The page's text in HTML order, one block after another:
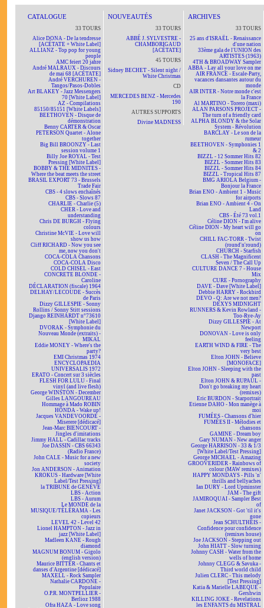
CATALOGUE
33 TOURS
Alice DONA - De la tendresse
[ACÉTATE + White Label]
ALLIANZ - Top pop for young
people
AMC feiert 20 jahre
André MALRAUX - Discours
de mai 68 [ACÉTATE]
André VERCHUREN -
Tangos/Pasos-Dobles
Art BLAKEY - Jazz Messengers
70 [White Label]
AZ - Compilations
85150/85151 [White Labels]
BEETHOVEN - Disque de
démonstration
Benny CARTER & Oscar
PETERSON Quartet - Alone
together
Big Bill BROONZY - Last
session volume 1
Billy Joe ROYAL - Test
Pressing [White Label]
BOBBY & THE MIDNITES -
Where the beat meets the street
BRASIL EXPORT 73 - Brussels
Trade Fair
CBS - 4 slows enchaînés
CBS - Slows 87
CHARLIE - Charlie (5)
CHER - Love and
understanding
Chris DE BURGH - Flying
colours
Christine McVIE - Love will
show us how
Cliff RICHARD - Now you see
me, now you don't
COCA-COLA Chansons
COCA-COLA Disco
COLD CHISEL - East
CONCRETE BLONDE -
Caroline
DÉCLARATION (fiscale) 1964
DELHAY/LECOUDE - Succès
de Paris
Dizzy GILLESPIE - Sonny
Rollins / Sonny Stitt sessions
Django REINHARDT n°73610
[White Label]
DVORAK - Symphonie du
Nouveau Monde (extraits) -
MIKAL
Eddie MONEY - Where's the
party?
EMI Christmas 1974
ENCYCLOPAEDIA
UNIVERSALIS 1972
ERATO - Concert sur 3 siècles
FLESH FOR LULU - Final
vinyl (and live flesh)
George WINSTON - December
Gilles LANGOUREAU
Hommage à Mado ROBIN
HONDA - Wake up!
Jacques VANDEVOORDE -
Miserere [dédicacé]
Jean-Marc BIENCOURT -
Jingles d'imitations
Jimmy HALL - Cadillac tracks
Joe DASSIN - CBS 66343
(Radio France)
John CALE - Music for a new
society
Jon ANDERSON - Animation
KROKUS - Hardware [White
Label/Test Pressing]
la TRIBUNE de GENÈVE
LBS - Action
LBS - Aurum
Le MONDE de la
MUSIQUE/TÉLÉRAMA - Les
copieurs
LEVEL 42 - Level 42
Lionel HAMPTON - Jazz in
jazz [White Label]
Madleen KANE - Rough
diamond
MAGNUM BONUM - Gigolo
(english version)
Maurice BITTER - Chants et
danses d'Argentine [dédicacé]
MAXELL - Rock Sampler
Nathalie CARDONE -
Populaire
O.P.R. MONTPELLIER -
Berlioz 1988
Ofra HAZA - Love song
NOUVEAUTÉS
33 TOURS
ABBÉ J. SYLVESTRE -
CHAMBORIGAUD
[ACÉTATE]
45 TOURS
Sidney BECHET - Silent night /
White Christmas
CD
MERCEDES BENZ - Mercedes
190
AUTRES SUPPORTS
Divine MADNESS
ARCHIVES
33 TOURS
25 ans d'ISRAËL - Renaissance
d'une nation
33ème gala de l'UNION des
ARTISTES (1963)
4TH & BROADWAY Sampler
ABBA - Lay all your love on me
AIR FRANCE - Escale-Party,
vacances dansantes autour du
monde
AIR INTER - Notre monde c'est
la France
Al MARTINO - Torero (maxi)
ALAN PARSONS PROJECT -
The turn of a friendly card
ALPHA BLONDY & the Solar
System - Révolution
BARCLAY - Le son de la
rumeur
BEETHOVEN - Symphonies 1
& 2
BIZZL - 12 Sommer Hits 82
BIZZL - Sommer Hits 83
BIZZL - Sommer Hits 84
BIZZL - Tropical Hits 87
BMG ARIOLA Belgium -
Bonjour la France
Brian ENO - Ambient 1 - Music
for airports
Brian ENO - Ambient 4 - On
Land
CBS - Été 73 vol.1
Céline DION - I'm alive
Céline DION - My heart will go
on
CHILL FAC-TORR - Twist
(round'n'round)
CHURCH - Starfish
CLASH - The Magnificent
Seven / The Call Up
CULTURE DANCE 7 - House
Mix
CURE - Pornography
DAVE - Dave [White Label]
Debbie HARRY - Rockbird
DEVO - Q: Are we not men?
DEXYS MIDNIGHT
RUNNERS & Kevin Rowland -
Too-Rye-Ay
Dizzy GILLESPIE - At
Newport
DONOVAN - Love is only
feeling
EARTH WIND & FIRE - The
very best
Elton JOHN - Believe
[MONOFACE]
Elton JOHN - Sleeping with the
past
Elton JOHN & RUPAUL -
Don't go breaking my heart
(remixes)
Eric BURDON - Starportrait
Etienne DAHO - Mon manège à
moi
FUMÉES - Chansons d'hier
FUMÉES II - Mélodies et
chansons
GAMINE - Dream boy
Gary NUMAN - New anger
George HARRISON - 33 & 1/3
[White Label/Test Pressing]
George MICHAEL - Amazing
GROOVERIDER - Rainbows of
colour (MAW remixes)
HAPPY MONDAYS - Pills 'n'
thrills and bellyaches
Ian DURY - Lord Upminster
JAM - The gift
JAMIROQUAI - Sampler Best
of
Janet JACKSON - Got 'til it's
gone
Jean SCHULTHEIS -
Confidence pour confidence
(remixes house)
Joe JACKSON - Stepping out
John HIATT - Slow turning
Johnny CASH - Water from the
wells of home
Johnny CLEGG & Savuka -
Third world child
Julien CLERC - This melody
[Test Pressing]
Katia & Marielle LABEQUE -
Gershwin
KILLING JOKE - Revelations
les ENFANTS du MISTRAL